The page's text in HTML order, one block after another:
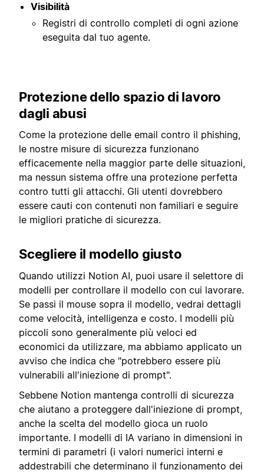
Visibilità
Registri di controllo completi di ogni azione
eseguita dal tuo agente.
Protezione dello spazio di lavoro
dagli abusi
Come la protezione delle email contro il phishing,
le nostre misure di sicurezza funzionano
efficacemente nella maggior parte delle situazioni,
ma nessun sistema offre una protezione perfetta
contro tutti gli attacchi. Gli utenti dovrebbero
essere cauti con contenuti non familiari e seguire
le migliori pratiche di sicurezza.
Scegliere il modello giusto
Quando utilizzi Notion AI, puoi usare il selettore di
modelli per controllare il modello con cui lavorare.
Se passi il mouse sopra il modello, vedrai dettagli
come velocità, intelligenza e costo. I modelli più
piccoli sono generalmente più veloci ed
economici da utilizzare, ma abbiamo applicato un
avviso che indica che "potrebbero essere più
vulnerabili all'iniezione di prompt".
Sebbene Notion mantenga controlli di sicurezza
che aiutano a proteggere dall'iniezione di prompt,
anche la scelta del modello gioca un ruolo
importante. I modelli di IA variano in dimensioni in
termini di parametri (i valori numerici interni e
addestrabili che determinano il funzionamento dei